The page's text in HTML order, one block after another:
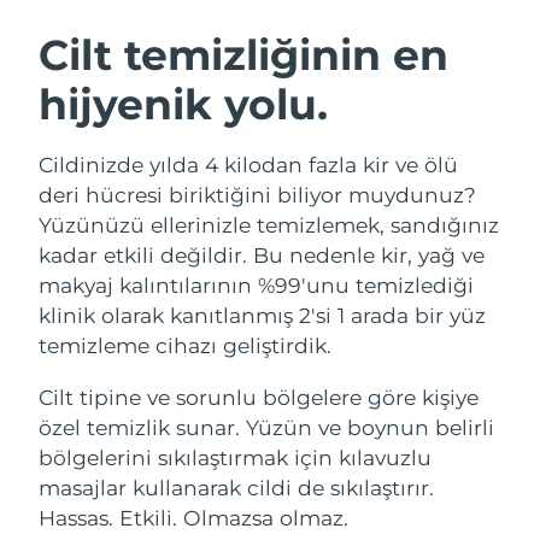
Cilt temizliğinin en
hijyenik yolu.
Cildinizde yılda 4 kilodan fazla kir ve ölü
deri hücresi biriktiğini biliyor muydunuz?
Yüzünüzü ellerinizle temizlemek, sandığınız
kadar etkili değildir. Bu nedenle kir, yağ ve
makyaj kalıntılarının %99'unu temizlediği
klinik olarak kanıtlanmış 2'si 1 arada bir yüz
temizleme cihazı geliştirdik.
Cilt tipine ve sorunlu bölgelere göre kişiye
özel temizlik sunar. Yüzün ve boynun belirli
bölgelerini sıkılaştırmak için kılavuzlu
masajlar kullanarak cildi de sıkılaştırır.
Hassas. Etkili. Olmazsa olmaz.
LUNA™ 4 seti
Anti-aging massage
LUNA™ 4 Plus
Massage, LED heating
LUNA™ 4 Men
For men, anti-aging massage
BEAR™ 2 seti
Microcurrent toning
BEAR™ 2 go
Microcurrent toning on-the-go
BEAR™ 2 eyes & lips
Microcurrent line smoothing device
Nemlendirme
UFO™ 3 seti
Deep facial hydration
UFO™ 3 LED
Near-infrared and red light therapy
device
Ağız bakımı
issa™ 4
Hybrid silicone sonic toothbrush
issa™ 4 plus
Smart hybrid silicone sonic toothbrush
FAQ™ YAŞLANMA KARŞITI BAKIM
Yaşlanma karşıtı LED bakım
NEW
Avustralya
Avusturya
Tahmini teslim tarihi
09/08/2026
Bahreyn
Tahmini teslim tarihi
10/08/2026
Belçika
Tahmini teslim tarihi
Bermuda
Tahmini teslim tarihi
15/08/2026
Bosna-Hersek
Tahmini teslim tarihi
12/08/2026
Tahmini teslim tarihi